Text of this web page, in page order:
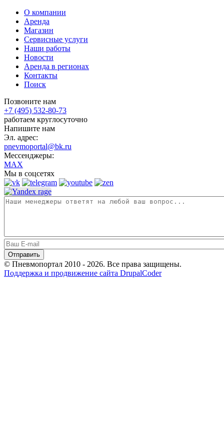
О компании
Аренда
Магазин
Сервисные услуги
Наши работы
Новости
Аренда в регионах
Контакты
Поиск
Позвоните нам
+7 (495) 532-80-73
работаем круглосуточно
Напишите нам
Эл. адрес:
pnevmoportal@bk.ru
Мессенджеры:
MAX
Мы в соцсетях
© Пневмопортал 2010 - 2026. Все права защищены.
Поддержка и продвижение сайта DrupalCoder